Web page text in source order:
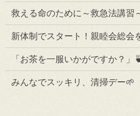
救える命のために～救急法講習
新体制でスタート！親睦会総会
「お茶を一服いかがですか？」
みんなでスッキリ、清掃デー🌱